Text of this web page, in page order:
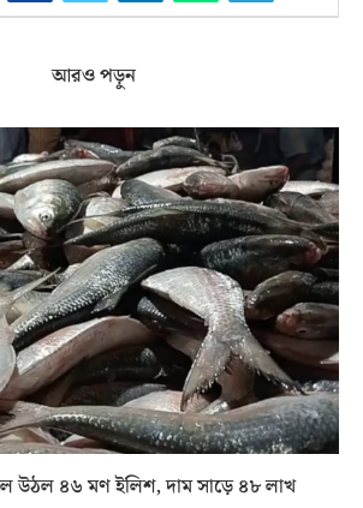
আরও পড়ুন
উঠল ৪৬ মণ ইলিশ, দাম সাড়ে ৪৮ লাখ